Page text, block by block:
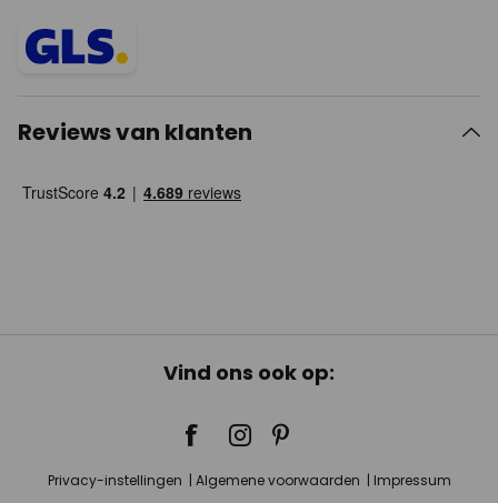
Reviews van klanten
Vind ons ook op:
Privacy-instellingen Algemene voorwaarden Impressum